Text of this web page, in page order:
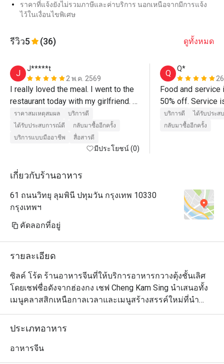
ราคาที่แจ้งยังไม่รวมภาษีและค่าบริการ นอกเหนือจากมีการแจ้ง
ไว้ในเงื่อนไขพิเศษ
รีวิว5 (36) ดูทั้งหมด
J
J*****t
2 พ.ค. 2569
I really loved the meal. I went to the
restaurant today with my girlfriend.
We really enjoyed the food. A really
big compliment to the chefs. More
than anything, we must say thank you
to Khun Jay for an outstanding
such a wonderful experience. 10/10
ราคาสมเหตุสมผล
บริการดี
ได้รับประสบการณ์ดี
กลับมาซื้ออีกครั้ง
บริการแบบมืออาชีพ
สื่อสารดี
มีประโยชน์ (0)
Q
Q*
Food and
50% off. Service
the cocktails (not
discount) were
บริการดี
ได้รับประส
กลับมาซื้ออีกครั้ง
เกี่ยวกับร้านอาหาร
61 ถนนวิทยุ ลุมพินี ปทุมวัน กรุงเทพ 10330
กรุงเทพฯ
คัดลอกที่อยู่
รายละเอียด
ซิลค์ โร้ด ร้านอาหารจีนที่ให้บริการอาหารกวางตุ้งชั้นเลิศ
โดยเชฟชื่อดังจากฮ่องกง เชฟ Cheng Kam Sing นำเสนอทั้ง
เมนูคลาสสิกเหนือกาลเวลาและเมนูสร้างสรรค์ใหม่ที่นำ
เสนออาหารกวางตุ้งในรูปแบบร่วมสมัย ในช่วงกลางวัน
เหมาะสำหรับผู้ที่หลงใหลในติ่มซำระดับพรีเมียม ส่วนช่วง
และเปี่ยมด้วยศิลปะ Silk Road มอบความหลากหลายของ
ประเภทอาหาร
อาหารจีน